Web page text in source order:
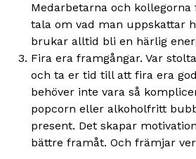
Medarbetarna och
tala om vad man uppskattar
brukar alltid bli en härlig
Fira era framgångar. Var
och ta er tid till att fira era
behöver inte vara så
popcorn eller alkoholfritt
present. Det skapar
bättre framåt. Och främjar